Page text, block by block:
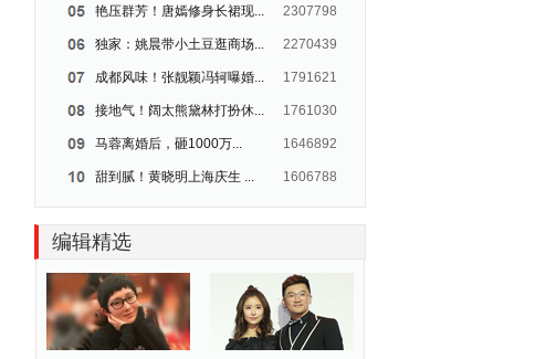
艳压群芳！唐嫣修身长裙现... 2307798
独家：姚晨带小土豆逛商场... 2270439
成都风味！张靓颖冯轲曝婚... 1791621
接地气！阔太熊黛林打扮休... 1761030
马蓉离婚后，砸1000万... 1646892
甜到腻！黄晓明上海庆生 ... 1606788
吴亦凡上海庆生低胸装抢镜... 1513062
吴昕换了短发造型 俏皮可...
独家：郑爽陈学冬重返18... 1454976
《青春期》曾让她火遍全国... 1377864
林志颖双胞胎儿子满11个... 1336176
编辑精选